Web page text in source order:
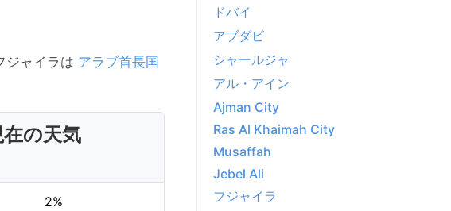
ジャイラは アラブ首長国
の天気
2%
ドバイ
アブダビ
シャールジャ
アル・アイン
Ajman City
Ras Al Khaimah City
Musaffah
Jebel Ali
フジャイラ